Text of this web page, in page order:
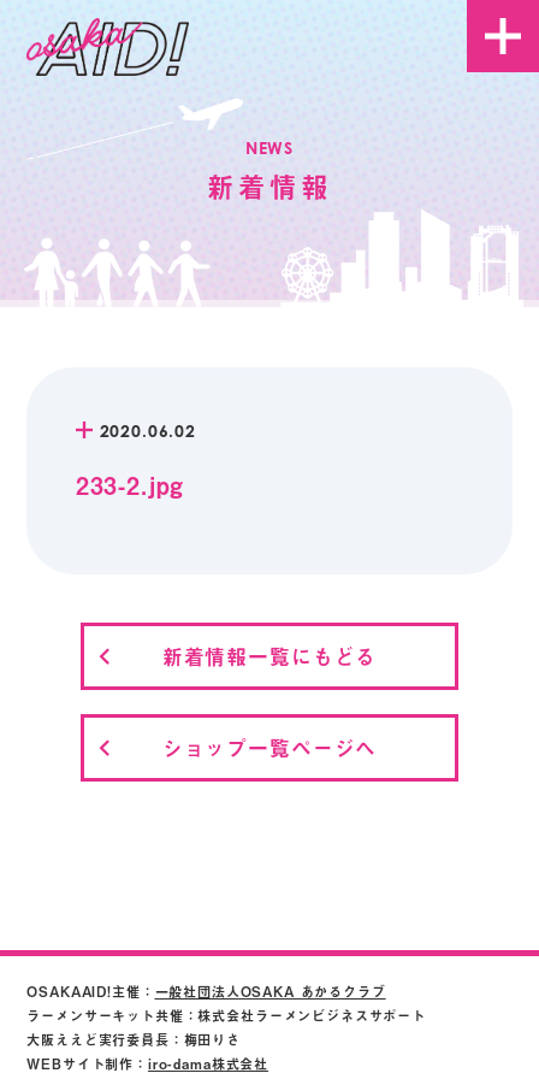
NEWS
新着情報
2020.06.02
233-2.jpg
新着情報一覧にもどる
ショップ一覧ページへ
OSAKAAID!主催： 一般社団法人OSAKA あかるクラブ
ラーメンサーキット共催：株式会社ラーメンビジネスサポート
大阪ええど実行委員長：梅田りさ
WEBサイト制作： iro-dama株式会社